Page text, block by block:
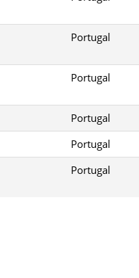
Portugal
Portugal
Portugal
Portugal
Portugal